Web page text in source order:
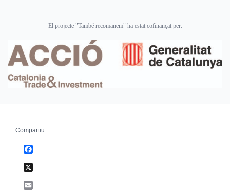
El projecte "També recomanem" ha estat cofinançat per:
Compartiu